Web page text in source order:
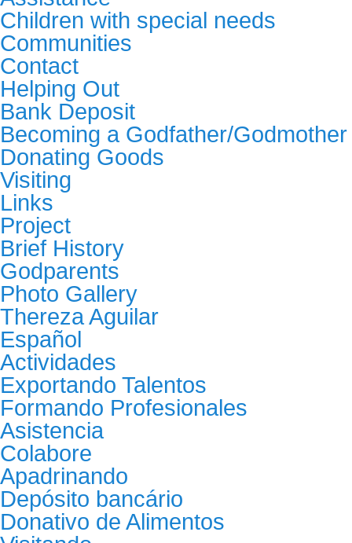
Children with special needs
Communities
Contact
Helping Out
Bank Deposit
Becoming a Godfather/Godmother
Donating Goods
Visiting
Links
Project
Brief History
Godparents
Photo Gallery
Thereza Aguilar
Español
Actividades
Exportando Talentos
Formando Profesionales
Asistencia
Colabore
Apadrinando
Depósito bancário
Donativo de Alimentos